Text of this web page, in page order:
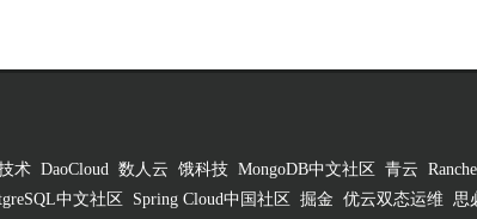
术 DaoCloud 数人云 饿科技 MongoDB中文社区 青云
中文社区 Spring Cloud中国社区 掘金 优云双态运维 思